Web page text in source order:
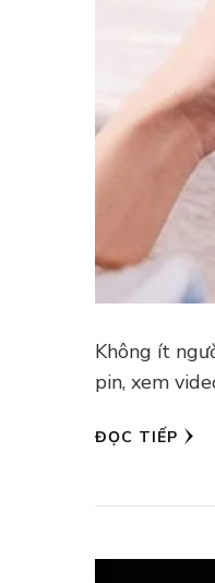
Không ít
pin, xem
ĐỌC TIẾP